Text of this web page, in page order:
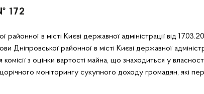
172
районної в місті Києві державної адміністрації від
Дніпровської районної в місті Києві державної
з оцінки вартості майна, що знаходиться у
моніторингу сукупного доходу громадян, які